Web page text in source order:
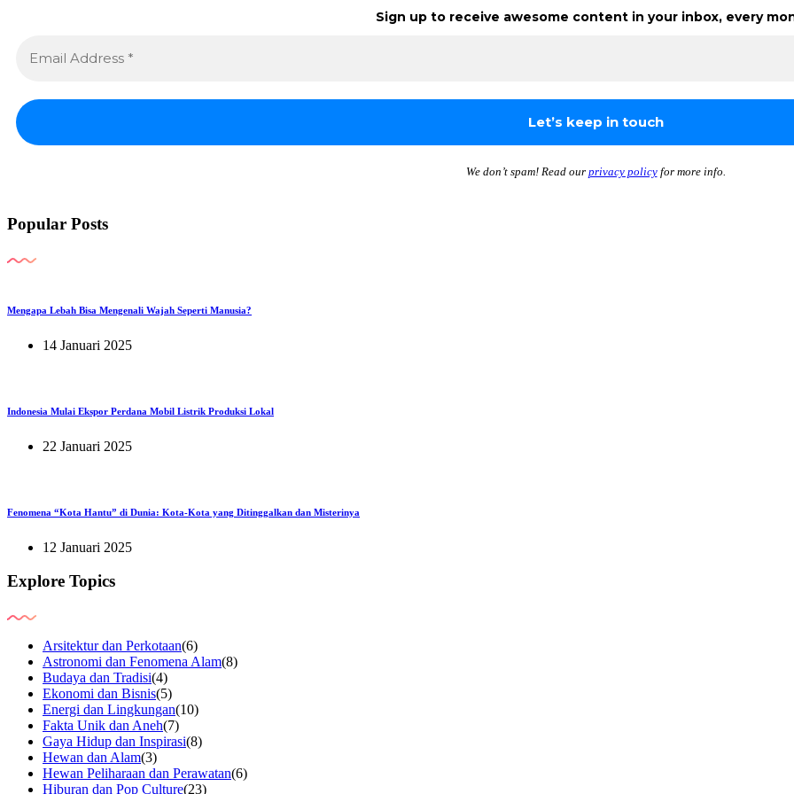
Sign up to receive awesome content in your inbox, every
We don’t spam! Read our privacy policyfor more info.
Popular Posts
Mengapa Lebah Bisa Mengenali Wajah Seperti Manusia?
14 Januari 2025
Indonesia Mulai Ekspor Perdana Mobil Listrik Produksi Lokal
22 Januari 2025
Fenomena “Kota Hantu” di Dunia: Kota-Kota yang Ditinggalkan dan Misterinya
12 Januari 2025
Explore Topics
Arsitektur dan Perkotaan(6)
Astronomi dan Fenomena Alam(8)
Budaya dan Tradisi(4)
Ekonomi dan Bisnis(5)
Energi dan Lingkungan(10)
Fakta Unik dan Aneh(7)
Gaya Hidup dan Inspirasi(8)
Hewan dan Alam(3)
Hewan Peliharaan dan Perawatan(6)
Hiburan dan Pop Culture(23)